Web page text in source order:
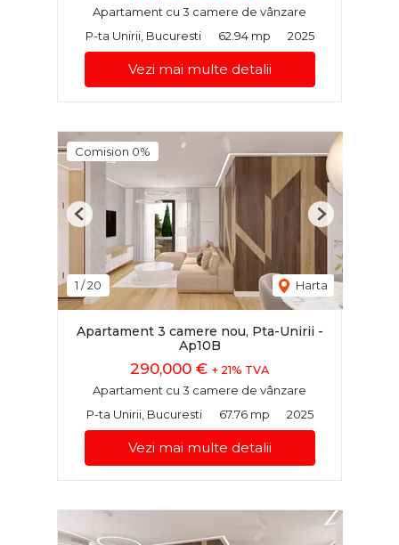
Apartament cu 3 camere de vânzare
P-ta Unirii, Bucuresti
62.94 mp 2025
Vezi mai multe detalii
Comision 0%
1 /20 Harta
Previous Next
Apartament 3 camere nou, Pta-Unirii -
Ap10B
290,000 € + 21% TVA
Apartament cu 3 camere de vânzare
P-ta Unirii, Bucuresti
67.76 mp 2025
Vezi mai multe detalii